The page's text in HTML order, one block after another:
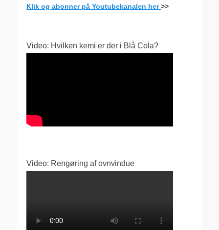
Klik og abonner på Youtubekanalen her>>
Video: Hvilken kemi er der i Blå Cola?
Video: Rengøring af ovnvindue